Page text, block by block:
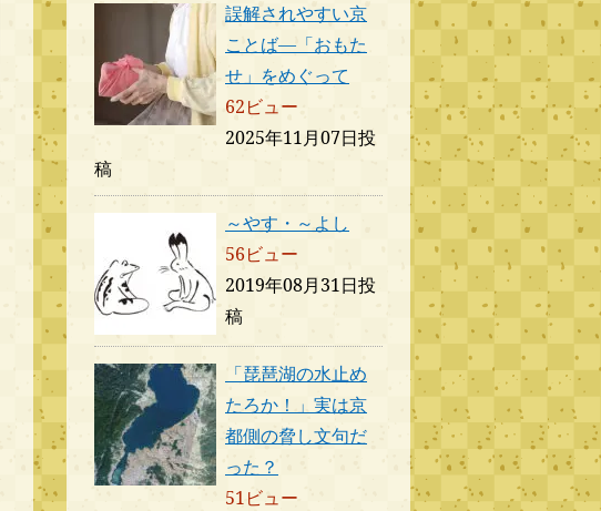
誤解されやすい京
ことば―「おもた
せ」をめぐって
62ビュー
2025年11月07日投
稿
～やす・～よし
56ビュー
2019年08月31日投
稿
「琵琶湖の水止め
たろか！」実は京
都側の脅し文句だ
った？
51ビュー